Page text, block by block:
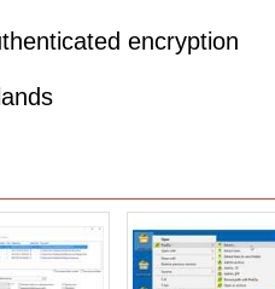
encryption